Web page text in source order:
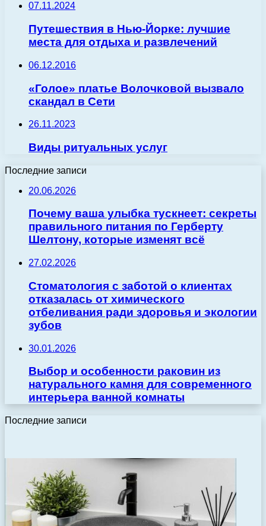
07.11.2024
Путешествия в Нью-Йорке: лучшие
места для отдыха и развлечений
06.12.2016
«Голое» платье Волочковой вызвало
скандал в Сети
26.11.2023
Виды ритуальных услуг
Последние записи
20.06.2026
Почему ваша улыбка тускнеет: секреты
правильного питания по Герберту
Шелтону, которые изменят всё
27.02.2026
Стоматология с заботой о клиентах
отказалась от химического
отбеливания ради здоровья и экологии
зубов
30.01.2026
Выбор и особенности раковин из
натурального камня для современного
интерьера ванной комнаты
Последние записи